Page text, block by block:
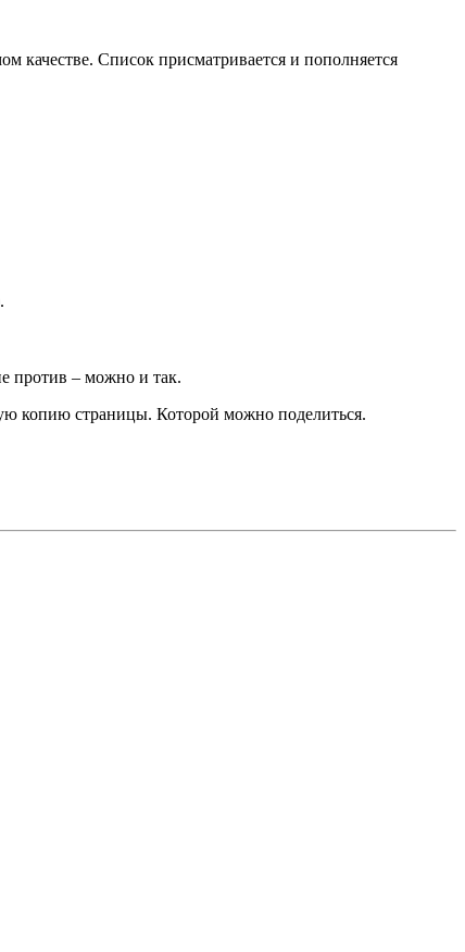
качестве. Список присматривается и пополняется
против – можно и так.
копию страницы. Которой можно поделиться.